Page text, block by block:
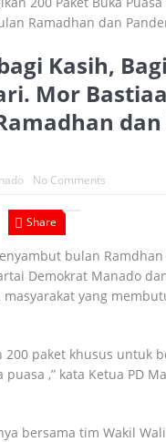
Kasih,
Mor
No Comments
Share
bulan
Demokrat Manado
yang
paket khusus untuk
,” kata Ketua PD
bersama tim Wakil